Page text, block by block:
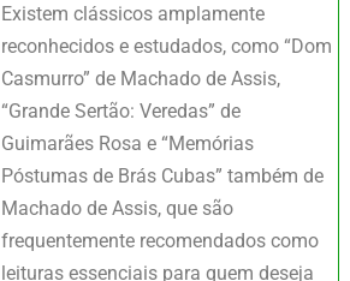
Existem clássicos amplamente
reconhecidos e estudados, como “Dom
Casmurro” de Machado de Assis,
“Grande Sertão: Veredas” de
Guimarães Rosa e “Memórias
Póstumas de Brás Cubas” também de
Machado de Assis, que são
frequentemente recomendados como
leituras essenciais para quem deseja